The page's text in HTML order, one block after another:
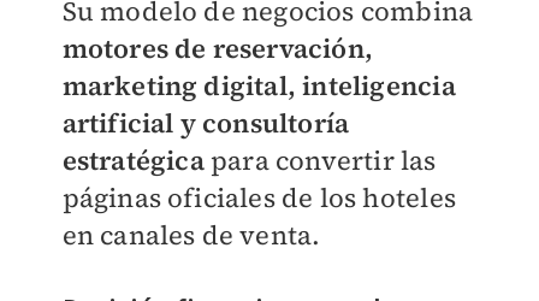
Su modelo de negocios combina
motores de reservación,
marketing digital, inteligencia
artificial y consultoría
estratégica para convertir las
páginas oficiales de los hoteles
en canales de venta.